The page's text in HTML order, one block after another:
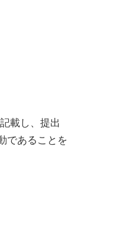
載し、提出
であることを